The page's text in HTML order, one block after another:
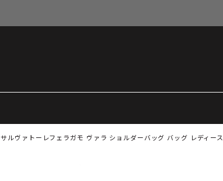
サルヴァトーレフェラガモ ヴァラ ショルダーバッグ バッグ レディース